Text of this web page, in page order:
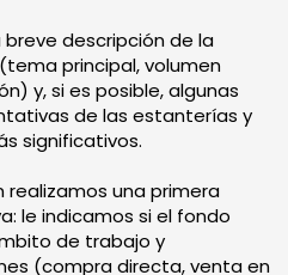
descripción de la
principal, volumen
y, si es posible, algunas
de las estanterías y
significativos.
una primera
le indicamos si el fondo
de trabajo y
(compra directa, venta en